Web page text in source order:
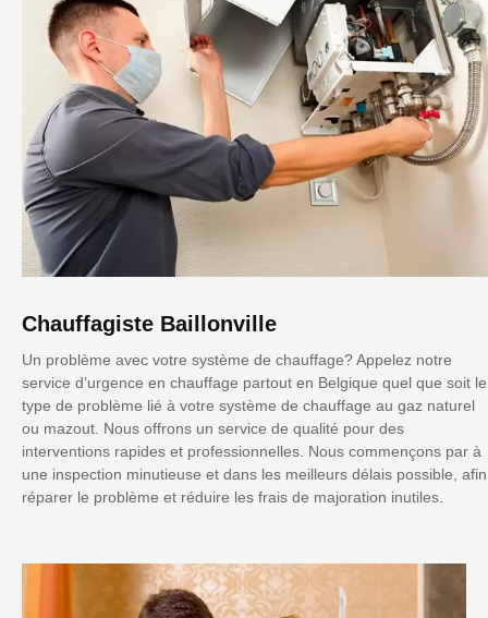
Chauffagiste Baillonville
Un problème avec votre système de chauffage? Appelez notre
service d’urgence en chauffage partout en Belgique quel que soit le
type de problème lié à votre système de chauffage au gaz naturel
ou mazout. Nous offrons un service de qualité pour des
interventions rapides et professionnelles. Nous commençons par à
une inspection minutieuse et dans les meilleurs délais possible, afin
réparer le problème et réduire les frais de majoration inutiles.